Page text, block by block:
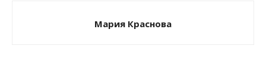
Мария Краснова